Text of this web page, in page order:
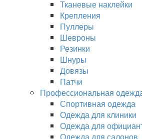
Тканевые наклейки
Крепления
Пуллеры
Шевроны
Резинки
Шнуры
Довязы
Патчи
Профессиональная
Спортивная одежда
Одежда для клиники
Одежда для